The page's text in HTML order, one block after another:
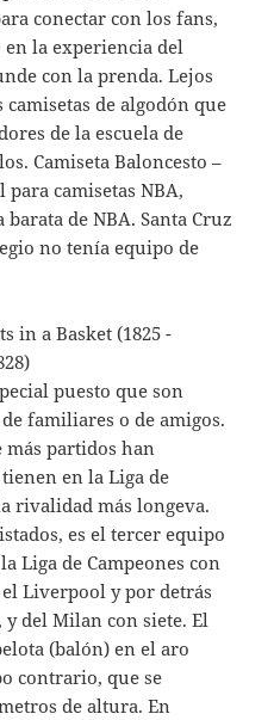
conectar con los fans,
la experiencia del
con la prenda. Lejos
de algodón que
de la escuela de
Camiseta Baloncesto –
para camisetas NBA,
de NBA. Santa Cruz
no tenía equipo de
puesto que son
familiares o de amigos.
más partidos han
en la Liga de
rivalidad más longeva.
es el tercer equipo
Liga de Campeones con
Liverpool y por detrás
del Milan con siete. El
(balón) en el aro
contrario, que se
de altura. En